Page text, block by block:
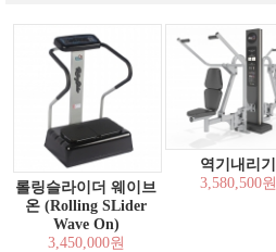
롤링슬라이더 웨이브
온 (Rolling SLider
Wave On)
3,450,000원
역기내리기
3,580,500원